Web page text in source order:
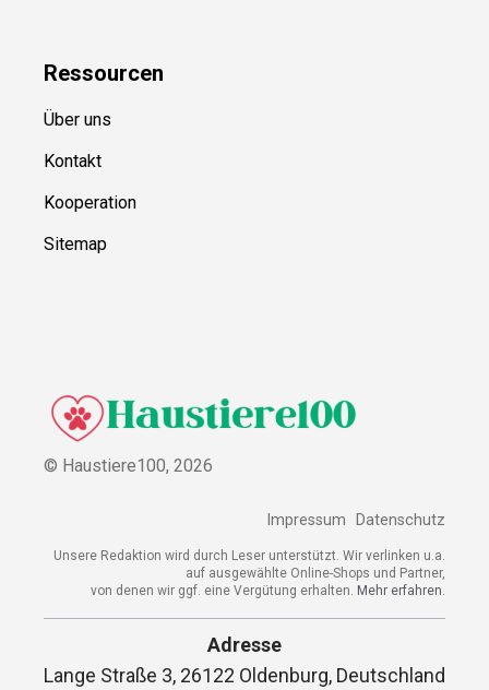
Ressourcen
Über uns
Kontakt
Kooperation
Sitemap
© Haustiere100, 2026
Impressum Datenschutz
Unsere Redaktion wird durch Leser unterstützt. Wir verlinken u.a.
auf ausgewählte Online-Shops und Partner,
von denen wir ggf. eine Vergütung erhalten. Mehr erfahren.
Adresse
Lange Straße 3, 26122 Oldenburg, Deutschland